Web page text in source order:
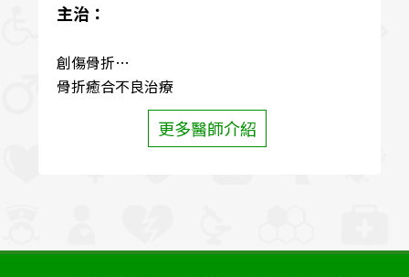
主治：
創傷骨折
骨折癒合不良治療
退化性脊椎疾病
五十肩冰凍肩治療及手術
腕隧道症候群
更多醫師介紹